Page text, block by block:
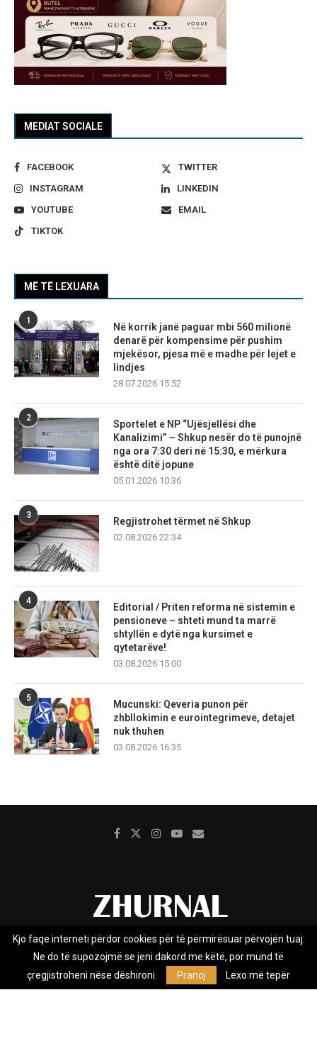
MEDIAT SOCIALE
FACEBOOK
TWITTER
INSTAGRAM
LINKEDIN
YOUTUBE
EMAIL
TIKTOK
MË TË LEXUARA
1
Në korrik janë paguar mbi 560 milionë
denarë për kompensime për pushim
mjekësor, pjesa më e madhe për lejet e
lindjes
28.07.2026 15:52
2
Sportelet e NP “Ujësjellësi dhe
Kanalizimi” – Shkup nesër do të punojnë
nga ora 7:30 deri në 15:30, e mërkura
është ditë jopune
05.01.2026 10:36
3
Regjistrohet tërmet në Shkup
02.08.2026 22:34
4
Editorial / Priten reforma në sistemin e
pensioneve – shteti mund ta marrë
shtyllën e dytë nga kursimet e
qytetarëve!
03.08.2026 15:00
5
Mucunski: Qeveria punon për
zhbllokimin e eurointegrimeve, detajet
nuk thuhen
03.08.2026 16:35
Rreth nesh Impresumi Marketing
Privacy Policy
Zhurnal.mk është Agjenci e Lajmeve e pavarur, e themeluar në vitin
Kjo faqe interneti përdor cookies për të përmirësuar përvojën tuaj.
Ne do të supozojmë se jeni dakord me këtë, por mund të
çregjistroheni nëse dëshironi.
Pranoj Lexo më tepër